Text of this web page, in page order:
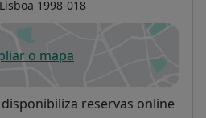
Lisboa 1998-018
o mapa
abre num novo separador
reservas online